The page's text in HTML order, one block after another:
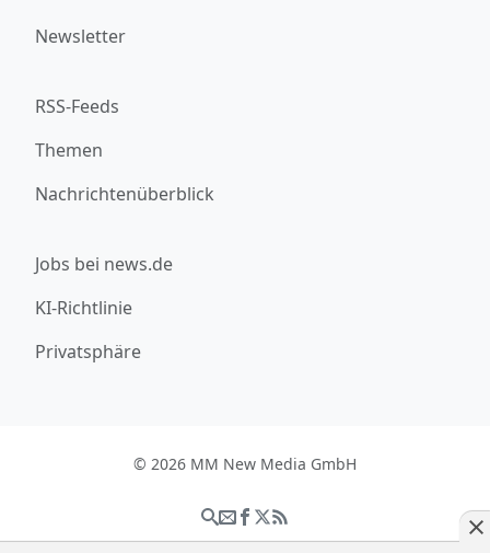
Newsletter
RSS-Feeds
Themen
Nachrichtenüberblick
Jobs bei news.de
KI-Richtlinie
Privatsphäre
© 2026 MM New Media GmbH